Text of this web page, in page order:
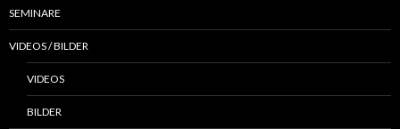
SEMINARE
VIDEOS / BILDER
VIDEOS
BILDER